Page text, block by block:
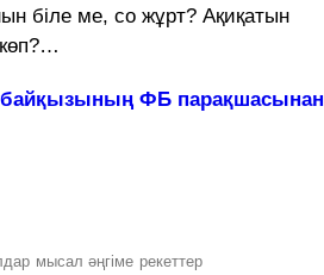
біле ме, со жұрт? Ақиқатын
ФБ парақшасынан
мысал әңгіме рекеттер